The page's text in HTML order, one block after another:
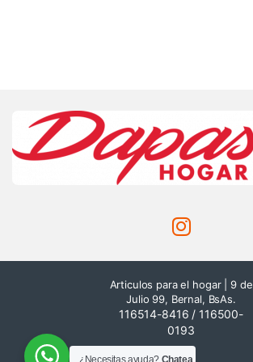
Articulos para el hogar | 9 de
Julio 99, Bernal, BsAs.
116514-8416 / 116500-
0193
¿Necesitas ayuda? Chatea